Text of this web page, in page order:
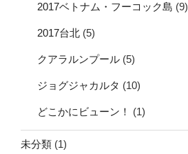
2017ベトナム・フーコック島 (9)
2017台北 (5)
クアラルンプール (5)
ジョグジャカルタ (10)
どこかにビューン！ (1)
未分類 (1)